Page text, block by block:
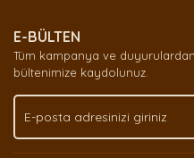
Ürün açıklamasında eksik
Ürün bilgilerinde hatalar
Bu ürüne benzer farklı
E-BÜLTEN
Tüm kampanya ve
bültenimize kaydolunuz.